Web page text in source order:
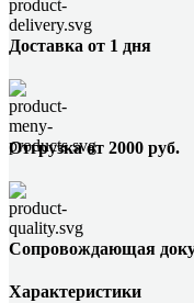
Доставка от 1 дня
Отгрузка от 2000 руб.
Сопровождающая
Характеристики